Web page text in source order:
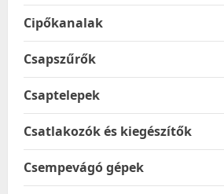
Cipőkanalak
Csapszűrők
Csaptelepek
Csatlakozók és kiegészítők
Csempevágó gépek